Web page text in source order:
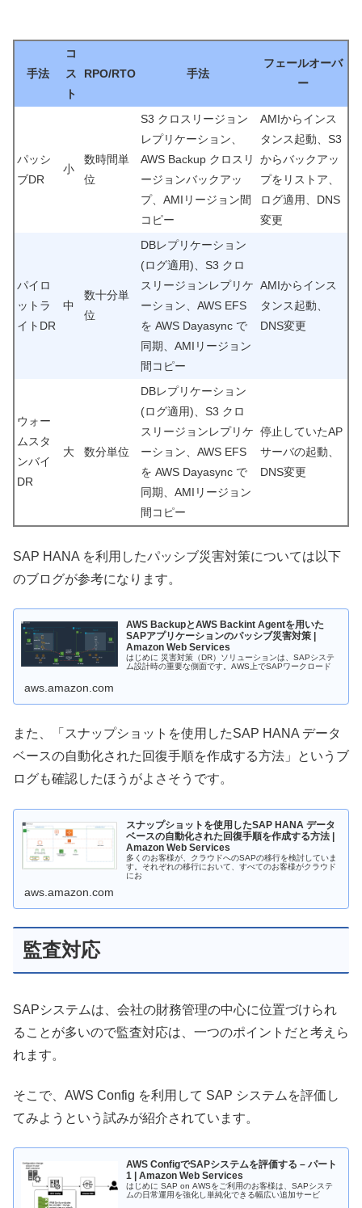
手法
コ
ス
ト
RPO/RTO 手法
フェールオーバ
ー
パッシ
ブDR
小
数時間単
位
S3 クロスリージョン
レプリケーション、
AWS Backup クロスリ
ージョンバックアッ
プ、AMIリージョン間
コピー
AMIからインス
タンス起動、S3
からバックアッ
プをリストア、
ログ適用、DNS
変更
パイロ
ットラ
イトDR
中
数十分単
位
DBレプリケーション
(ログ適用)、S3 クロ
スリージョンレプリケ
ーション、AWS EFS
を AWS Dayasync で
同期、AMIリージョン
間コピー
AMIからインス
タンス起動、
DNS変更
ウォー
ムスタ
ンバイ
DR
大 数分単位
DBレプリケーション
(ログ適用)、S3 クロ
スリージョンレプリケ
ーション、AWS EFS
を AWS Dayasync で
同期、AMIリージョン
間コピー
停止していたAP
サーバの起動、
DNS変更
SAP HANA を利用したパッシブ災害対策については以下
のブログが参考になります。
AWS BackupとAWS Backint Agentを用いた
SAPアプリケーションのパッシブ災害対策 |
Amazon Web Services
はじめに 災害対策（DR）ソリューションは、SAPシステ
ム設計時の重要な側面です。AWS上でSAPワークロード
aws.amazon.com
また、「スナップショットを使用したSAP HANA データ
ベースの自動化された回復手順を作成する方法」というブ
ログも確認したほうがよさそうです。
スナップショットを使用したSAP HANA データ
ベースの自動化された回復手順を作成する方法 |
Amazon Web Services
多くのお客様が、クラウドへのSAPの移行を検討していま
す。それぞれの移行において、すべてのお客様がクラウド
にお
aws.amazon.com
監査対応
SAPシステムは、会社の財務管理の中心に位置づけられ
ることが多いので監査対応は、一つのポイントだと考えら
れます。
そこで、AWS Config を利用して SAP システムを評価し
てみようという試みが紹介されています。
AWS ConfigでSAPシステムを評価する – パート
1 | Amazon Web Services
はじめに SAP on AWSをご利用のお客様は、SAPシステ
ムの日常運用を強化し単純化できる幅広い追加サービ